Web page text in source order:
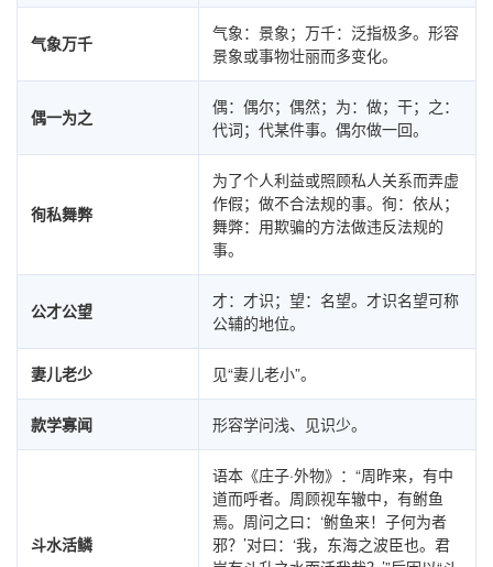
气象万千
气象：景象；万千：泛指极多。形容
景象或事物壮丽而多变化。
偶一为之
偶：偶尔；偶然；为：做；干；之：
代词；代某件事。偶尔做一回。
徇私舞弊
为了个人利益或照顾私人关系而弄虚
作假；做不合法规的事。徇：依从；
舞弊：用欺骗的方法做违反法规的
事。
公才公望
才：才识；望：名望。才识名望可称
公辅的地位。
妻儿老少 见“妻儿老小”。
款学寡闻 形容学问浅、见识少。
斗水活鳞
语本《庄子·外物》：“周昨来，有中
道而呼者。周顾视车辙中，有鲋鱼
焉。周问之曰：‘鲋鱼来！子何为者
邪？’对曰：‘我，东海之波臣也。君